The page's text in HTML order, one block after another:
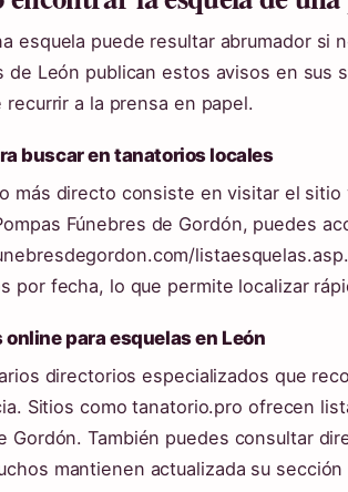
esquela puede resultar abrumador si
de León publican estos avisos en sus
recurrir a la prensa en papel.
buscar en tanatorios locales
más directo consiste en visitar el
Fúnebres de Gordón, puedes
por fecha, lo que permite localizar
online para esquelas en León
directorios especializados que
Sitios como tanatorio.pro ofrecen
Gordón. También puedes consultar
mantienen actualizada su